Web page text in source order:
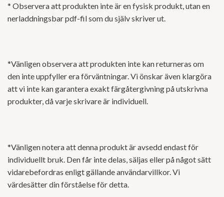
* Observera att produkten inte är en fysisk produkt, utan en
nerladdningsbar pdf-fil som du själv skriver ut.
*Vänligen observera att produkten inte kan returneras om
den inte uppfyller era förväntningar. Vi önskar även klargöra
att vi inte kan garantera exakt färgåtergivning på utskrivna
produkter, då varje skrivare är individuell.
*Vänligen notera att denna produkt är avsedd endast för
individuellt bruk. Den får inte delas, säljas eller på något sätt
vidarebefordras enligt gällande användarvillkor. Vi
värdesätter din förståelse för detta.